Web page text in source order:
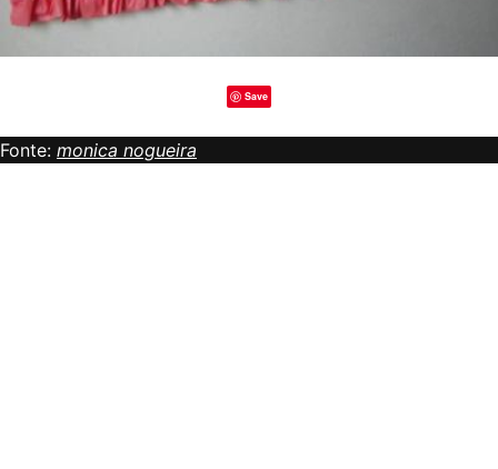
Save
Fonte: monica nogueira